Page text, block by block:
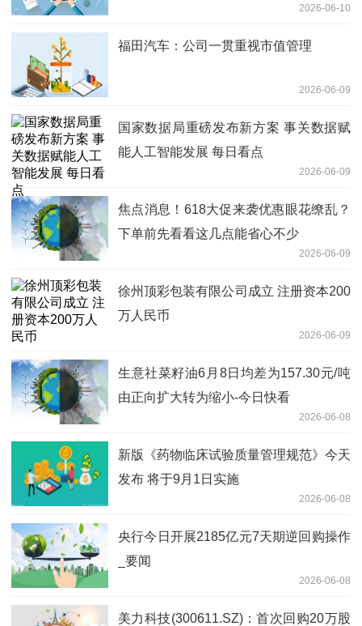
2026-06-10
福田汽车：公司一贯重视市值管理
2026-06-09
国家数据局重磅发布新方案 事关数据赋
能人工智能发展 每日看点
2026-06-09
焦点消息！618大促来袭优惠眼花缭乱？
下单前先看看这几点能省心不少
2026-06-09
徐州顶彩包装有限公司成立 注册资本200
万人民币
2026-06-09
生意社菜籽油6月8日均差为157.30元/吨
由正向扩大转为缩小-今日快看
2026-06-08
新版《药物临床试验质量管理规范》今天
发布 将于9月1日实施
2026-06-08
央行今日开展2185亿元7天期逆回购操作
_要闻
2026-06-08
美力科技(300611.SZ)：首次回购20万股